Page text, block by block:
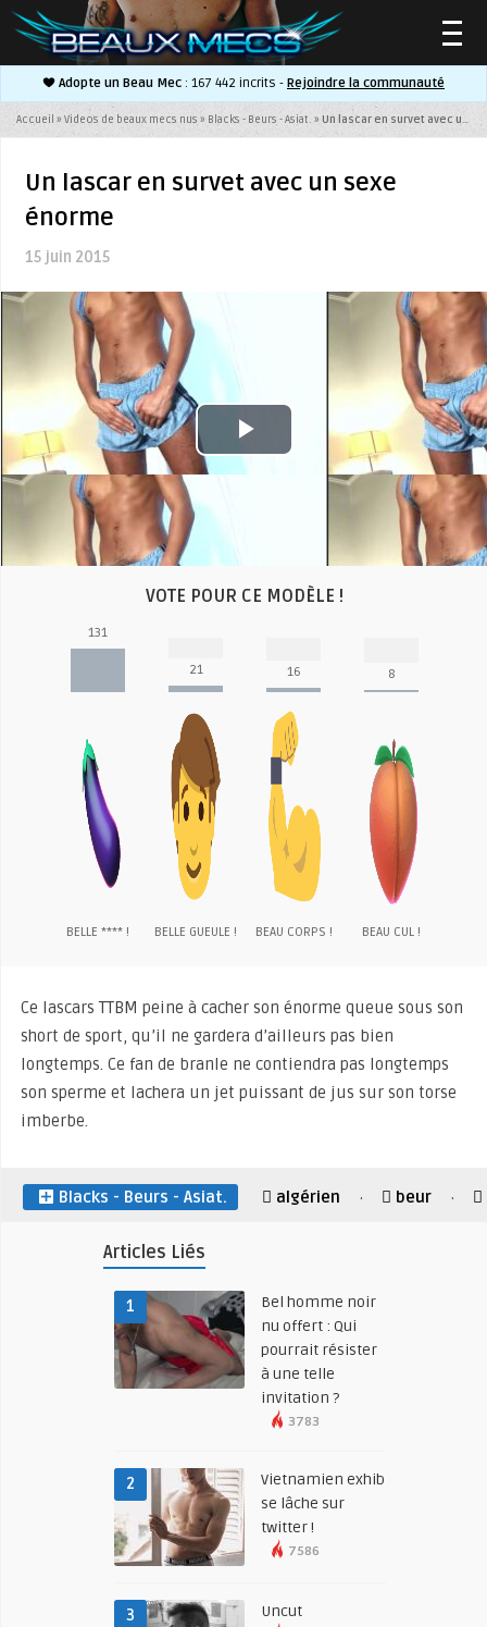
Adopte un Beau Mec : 167 442 incrits - Rejoindre la communauté
Accueil » Videos de beaux mecs nus » Blacks - Beurs - Asiat. » Un lascar en survet avec un sexe énorme
Un lascar en survet avec un sexe
énorme
15 juin 2015
Play
VOTE POUR CE MODÈLE !
131
BELLE **** !
21
BELLE GUEULE !
16
BEAU CORPS !
8
BEAU CUL !
Ce lascars TTBM peine à cacher son énorme queue sous son
short de sport, qu’il ne gardera d’ailleurs pas bien
longtemps. Ce fan de branle ne contiendra pas longtemps
son sperme et lachera un jet puissant de jus sur son torse
imberbe.
Blacks - Beurs - Asiat. algérien · beur ·
Articles Liés
1
Bel homme noir
nu offert : Qui
pourrait résister
à une telle
invitation ?
3783
2
Vietnamien exhib
se lâche sur
twitter !
7586
3 Uncut
▼